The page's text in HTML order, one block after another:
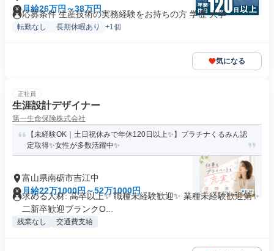
月給26万円～38万円
応募条件 生産技術の実務経験をお持ちの方 学歴 大学
転勤なし 長期休暇あり +1個
気になる
正社員
生涯設計デザイナー
第一生命保険株式会社
【未経験OK｜土日祝休みで年休120日以上✨】プラチナくるみん認
定取得✨女性が多数活躍中✨
富山県南砺市吉江中
月給22万1000円～52万1000円
求める人材: 高卒以上✨ 職種未経験歓迎✨ 業種未経験歓迎第✨
二新卒歓迎ブランクO...
残業なし 交通費支給